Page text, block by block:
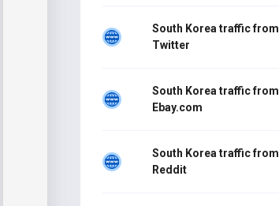
South Korea traffic from
Twitter
South Korea traffic from
Ebay.com
South Korea traffic from
Reddit